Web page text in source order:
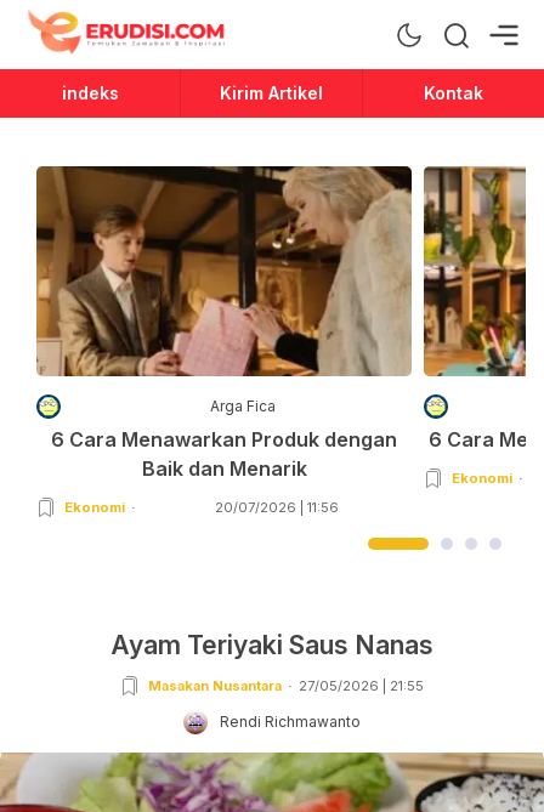
Erudisi
Temukan Jawaban dan Inspirasi
indeks Kirim Artikel Kontak
Arga Fica
6 Cara Menawarkan Produk dengan
Baik dan Menarik
Ekonomi 20/07/2026 | 11:56
6 Cara
Ekonomi
Ayam Teriyaki Saus Nanas
Masakan Nusantara 27/05/2026 | 21:55
Rendi Richmawanto